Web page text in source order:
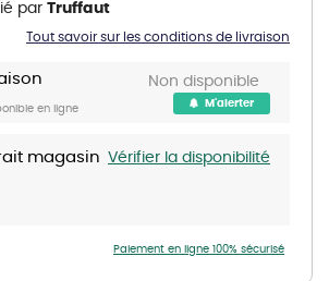
en ligne
Non disponible
M'alerter
magasin Vérifier la disponibilité
Tout savoir sur les conditions de livraison
par Truffaut
Paiement en ligne 100% sécurisé